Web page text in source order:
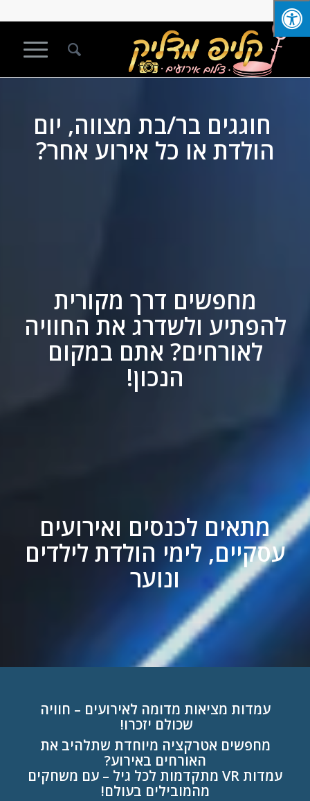
חוגגים בר/בת מצווה, יום
הולדת או כל אירוע אחר?
מחפשים דרך מקורית
להפתיע ולשדרג את החוויה
לאורחים? אתם במקום
הנכון!
מתאים לכנסים ואירועים
עסקיים, לימי הולדת לילדים
ונוער
עמדות מציאות מדומה לאירועים – חוויה
שכולם יזכרו!
מחפשים אטרקציה מיוחדת שתלהיב את
האורחים באירוע?
עמדות VR מתקדמות לכל גיל – עם משחקים
מהמובילים בעולם!